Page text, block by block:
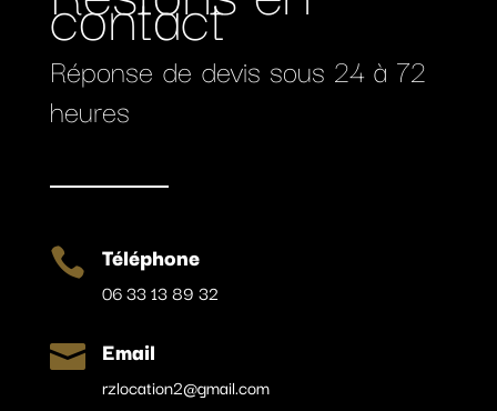
Réponse de devis sous 24 à 72
heures
 Téléphone
06 33 13 89 32
 Email
rzlocation2@gmail.com